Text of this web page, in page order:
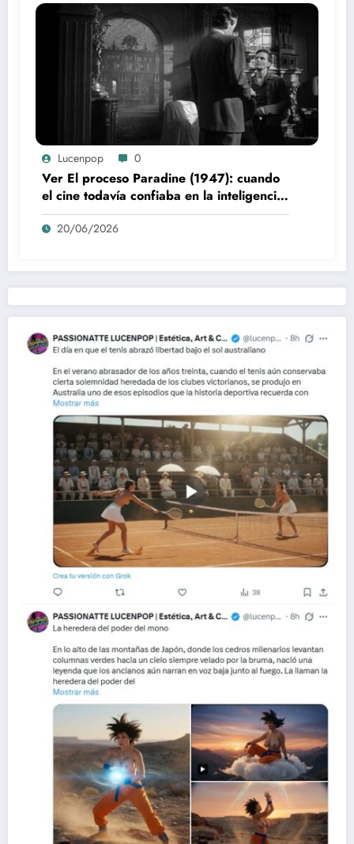
Lucenpop 0
Ver El proceso Paradine (1947): cuando
el cine todavía confiaba en la inteligencia
del espectador
20/06/2026